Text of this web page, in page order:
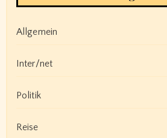
Allgemein
Inter/net
Politik
Reise